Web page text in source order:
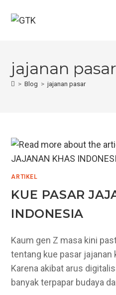
jajanan pasar
> Blog > jajanan pasar
ARTIKEL
KUE PASAR
INDONESIA
Kaum gen Z masa kini
tentang kue pasar jajanan
Karena akibat arus
banyak terpapar budaya